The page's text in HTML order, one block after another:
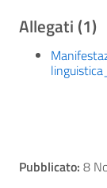
Allegati (1)
Pubblicato: 8